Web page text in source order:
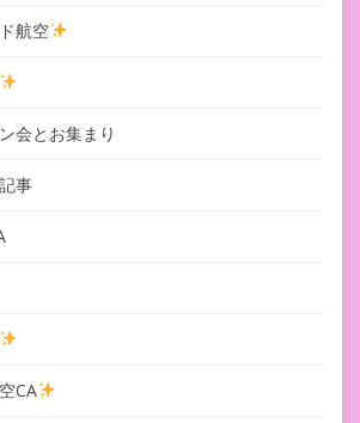
航空
会とお集まり
事
CA